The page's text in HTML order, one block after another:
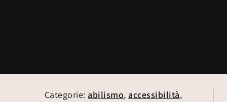
Categorie: abilismo, accessibilità,